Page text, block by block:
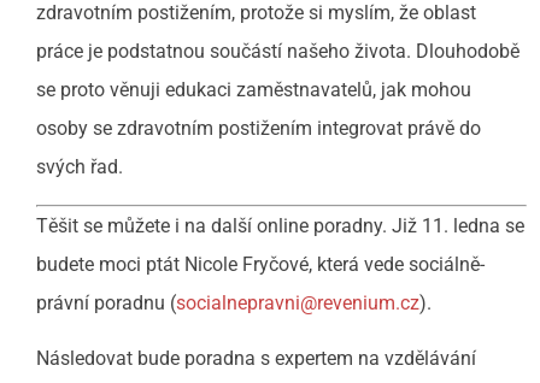
zdravotním postižením, protože si myslím, že oblast
práce je podstatnou součástí našeho života. Dlouhodobě
se proto věnuji edukaci zaměstnavatelů, jak mohou
osoby se zdravotním postižením integrovat právě do
svých řad.
Těšit se můžete i na další online poradny. Již 11. ledna se
budete moci ptát Nicole Fryčové, která vede sociálně-
právní poradnu (socialnepravni@revenium.cz).
Následovat bude poradna s expertem na vzdělávání